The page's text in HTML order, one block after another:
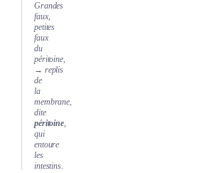
Grandes
faux,
petites
faux
du
péritoine,
→ replis
de
la
membrane,
dite
péritoine,
qui
entoure
les
intestins.